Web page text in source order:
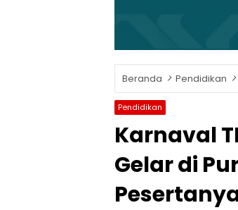
Beranda Pendidikan
Pendidikan
Karnaval
Gelar di